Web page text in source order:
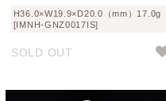
H36.0×W19.9×D20.0（mm）17.0g
[IMNH-GNZ0017IS]
SOLD OUT